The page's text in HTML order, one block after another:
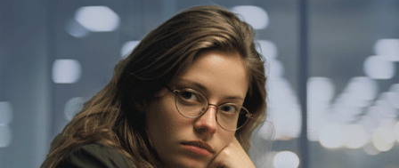
хозяйства и транспорта. Последнее решило
реформировать и усовершенствовать систему
перевозок в столице региона, но на пути
столкнулось с претензиями «старых»
перевозчиков, жителей Ставрополя и
прокуратуры.